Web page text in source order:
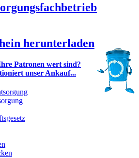
herunterladen
Patronen wert sind?
unser Ankauf...